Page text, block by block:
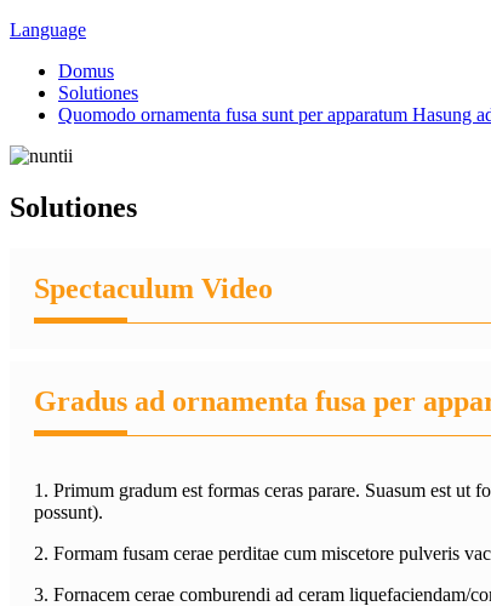
Language
Domus
Solutiones
Quomodo ornamenta fusa sunt per apparatum Hasung
Solutiones
Spectaculum Video
Gradus ad ornamenta fusa per
1. Primum gradum est formas ceras parare. Suasum est
possunt).
2. Formam fusam cerae perditae cum miscetore pulveris
3. Fornacem cerae comburendi ad ceram liquefaciendam/